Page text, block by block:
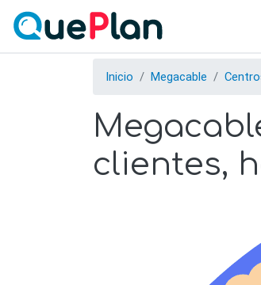
Inicio Megacable
clientes,